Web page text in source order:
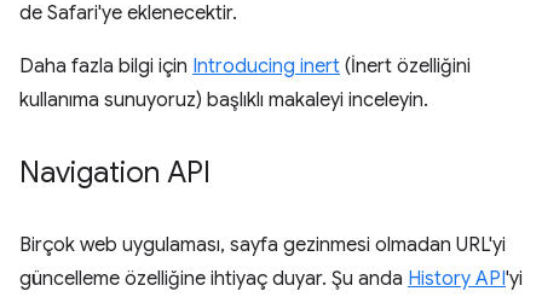
de Safari'ye eklenecektir.
Daha fazla bilgi için Introducing inert (İnert özelliğini
kullanıma sunuyoruz) başlıklı makaleyi inceleyin.
Navigation API
Birçok web uygulaması, sayfa gezinmesi olmadan URL'yi
güncelleme özelliğine ihtiyaç duyar. Şu anda History API'yi